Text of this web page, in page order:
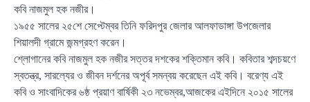
কবি নাজমুল হক নজীর।
১৯৫৫ সালের ২৫শে সেপ্টেম্বর তিনি ফরিদপুর জেলার আলফাডাঙ্গা উপজেলার
শিয়ালদী গ্রামে জন্মগ্রহণ করেন।
শ্লোগানের কবি নাজমুল হক নজীর সত্তর দশকের শক্তিমান কবি। কবিতার শব্দচয়ণে
স্বতন্ত্র, সারল্যের ও জীবন দর্শনের অপূর্ব সমন্বয় করেছেন এই কবি। বরেণ্য এই
কবি ও সাংবাদিকের ৬ষ্ঠ প্রয়াণ বার্ষিকী ২৩ নভেম্বর,আজকের এইদিনে ২০১৫ সালের